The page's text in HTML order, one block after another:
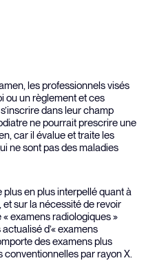
les professionnels visés
ou un règlement et ces
dans leur champ
ne pourrait prescrire une
car il évalue et traite les
ne sont pas des maladies
en plus interpellé quant à
sur la nécessité de revoir
examens radiologiques »
d’« examens
des examens plus
par rayon X.